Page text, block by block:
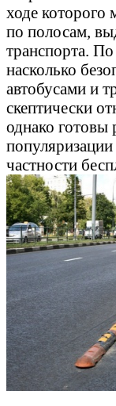
ходе которого
по полосам,
транспорта. По
насколько
автобусами и
скептически
однако готовы
частности